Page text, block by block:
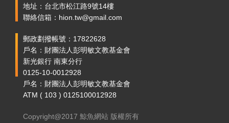
地址：台北市松江路9號14樓
聯絡信箱：hion.tw@gmail.com
郵政劃撥帳號：17822628
戶名：財團法人彭明敏文教基金會
新光銀行 南東分行
0125-10-0012928
戶名：財團法人彭明敏文教基金會
ATM ( 103 ) 0125100012928
Copyright@2017 鯨魚網站 版權所有